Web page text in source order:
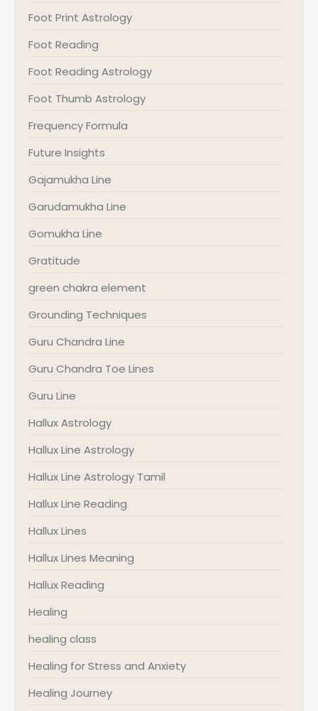
Foot Print Astrology
Foot Reading
Foot Reading Astrology
Foot Thumb Astrology
Frequency Formula
Future Insights
Gajamukha Line
Garudamukha Line
Gomukha Line
Gratitude
green chakra element
Grounding Techniques
Guru Chandra Line
Guru Chandra Toe Lines
Guru Line
Hallux Astrology
Hallux Line Astrology
Hallux Line Astrology Tamil
Hallux Line Reading
Hallux Lines
Hallux Lines Meaning
Hallux Reading
Healing
healing class
Healing for Stress and Anxiety
Healing Journey